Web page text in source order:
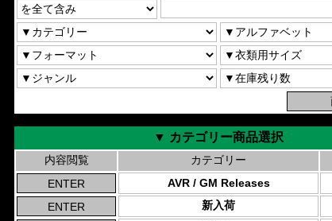
▼ カテゴリー商品選択
内容閲覧 カテゴリー
AVR / GM Releases
新入荷